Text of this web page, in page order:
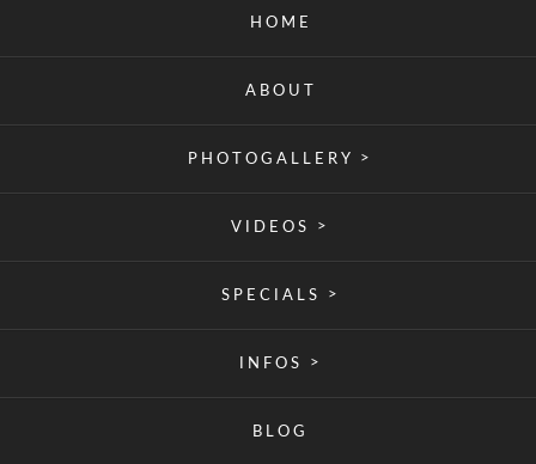
HOME
ABOUT
PHOTOGALLERY >
VIDEOS >
SPECIALS >
INFOS >
BLOG